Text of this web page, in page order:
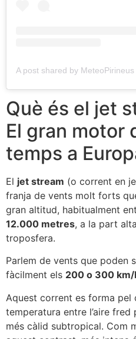
Què és el jet
El gran motor
temps a
El jet stream (o corrent en
franja de vents molt forts
gran altitud, habitualment
12.000 metres, a la part
troposfera.
Parlem de vents que poden
fàcilment els 200 o 300 km/
Aquest corrent es forma pel
temperatura entre l’aire fred
més càlid subtropical. Com